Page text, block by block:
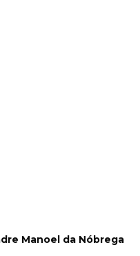
Manoel da Nóbrega